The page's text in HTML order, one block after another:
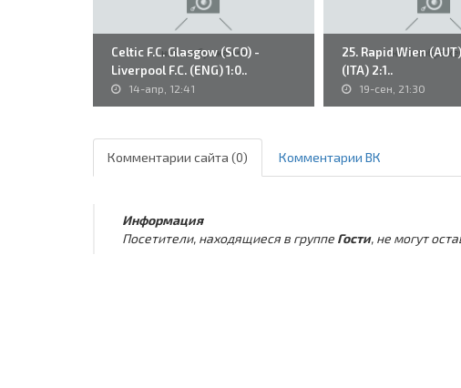
Celtic F.C. Glasgow (SCO) -
Liverpool F.C. (ENG) 1:0..
14-апр, 12:41
25. Rapid Wien
(ITA) 2:1..
19-сен, 21:30
Комментарии сайта (0) Комментарии ВК
Информация
Посетители, находящиеся в группе Гости, не могут